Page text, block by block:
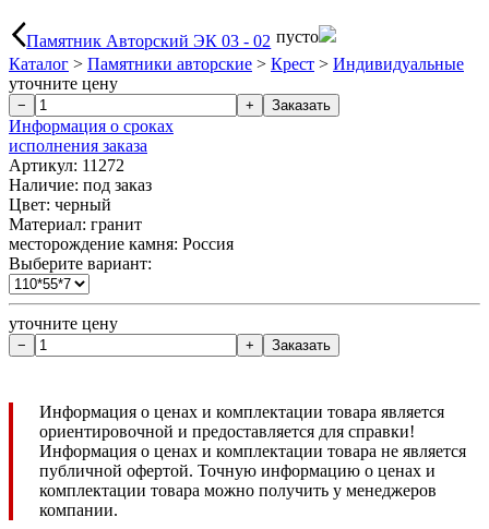
Памятник Авторский ЭК 03 - 02 пусто
Каталог > Памятники авторские > Крест > Индивидуальные
уточните цену
Информация о сроках
исполнения заказа
Артикул: 11272
Наличие: под заказ
Цвет: черный
Материал: гранит
месторождение камня: Россия
Выберите вариант:
уточните цену
Информация о ценах и комплектации товара является
ориентировочной и предоставляется для справки!
Информация о ценах и комплектации товара не является
публичной офертой. Точную информацию о ценах и
комплектации товара можно получить у менеджеров
компании.